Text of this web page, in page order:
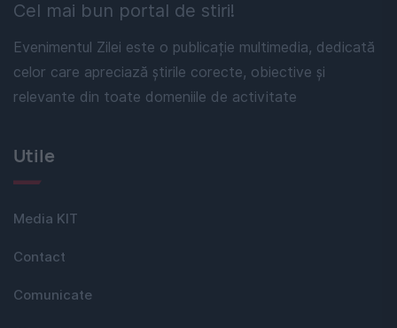
Cel mai bun portal de stiri!
Evenimentul Zilei este o publicație multimedia, dedicată
celor care apreciază știrile corecte, obiective și
relevante din toate domeniile de activitate
Utile
Media KIT
Contact
Comunicate